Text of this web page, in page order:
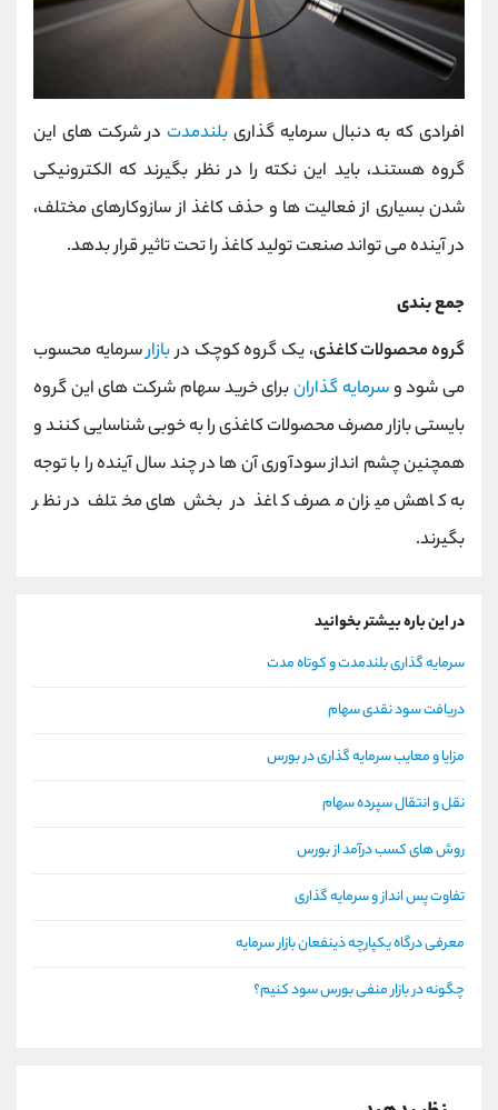
افرادی که به دنبال سرمایه گذاری بلندمدت در شرکت های این
گروه هستند، باید این نکته را در نظر بگیرند که الکترونیکی
شدن بسیاری از فعالیت ها و حذف کاغذ از سازوکارهای مختلف،
در آینده می تواند صنعت تولید کاغذ را تحت تاثیر قرار بدهد.
جمع بندی
گروه محصولات کاغذی، یک گروه کوچک دربازارسرمایه محسوب
می شود وسرمایه گذارانبرای خرید سهام شرکت های این گروه
بایستی بازار مصرف محصولات کاغذی را به خوبی شناسایی کنند و
همچنین چشم انداز سودآوری آن ها در چند سال آینده را با توجه
به کاهش میزان مصرف کاغذ در بخش های مختلف در نظر
بگیرند.
در این باره بیشتر بخوانید
سرمایه گذاری بلندمدت و کوتاه مدت
دریافت سود نقدی سهام
مزایا و معایب سرمایه گذاری در بورس
نقل و انتقال سپرده سهام
روش های کسب درآمد از بورس
تفاوت پس انداز و سرمایه گذاری
معرفی درگاه یکپارچه ذینفعان بازار سرمایه
چگونه در بازار منفی بورس سود کنیم؟